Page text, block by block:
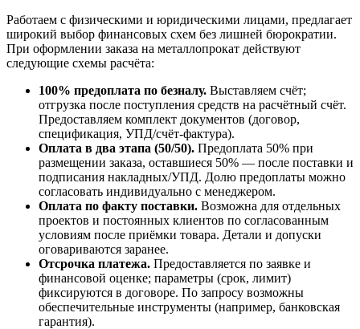
Работаем с физическими и юридическими лицами, предлагает
широкий выбор финансовых схем без лишней бюрократии.
При оформлении заказа на металлопрокат действуют
следующие схемы расчёта:
100% предоплата по безналу. Выставляем счёт;
отгрузка после поступления средств на расчётный счёт.
Предоставляем комплект документов (договор,
спецификация, УПД/счёт-фактура).
Оплата в два этапа (50/50). Предоплата 50% при
размещении заказа, оставшиеся 50% — после поставки и
подписания накладных/УПД. Долю предоплаты можно
согласовать индивидуально с менеджером.
Оплата по факту поставки. Возможна для отдельных
проектов и постоянных клиентов по согласованным
условиям после приёмки товара. Детали и допуски
оговариваются заранее.
Отсрочка платежа. Предоставляется по заявке и
финансовой оценке; параметры (срок, лимит)
фиксируются в договоре. По запросу возможны
обеспечительные инструменты (например, банковская
гарантия).